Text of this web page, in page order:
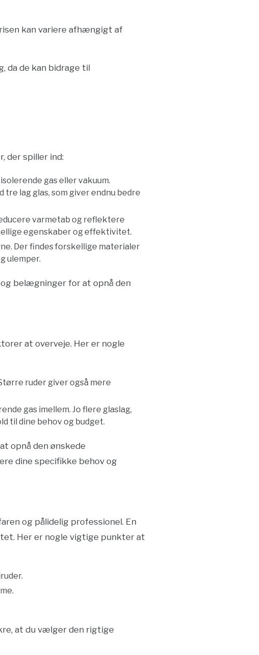
kan variere afhængigt af
da de kan bidrage til
der spiller ind:
gas eller vakuum.
lag glas, som giver endnu bedre
varmetab og reflektere
egenskaber og effektivitet.
Der findes forskellige materialer
ulemper.
belægninger for at opnå den
at overveje. Her er nogle
ruder giver også mere
gas imellem. Jo flere glaslag,
til dine behov og budget.
opnå den ønskede
dine specifikke behov og
og pålidelig professionel. En
Her er nogle vigtige punkter at
at du vælger den rigtige